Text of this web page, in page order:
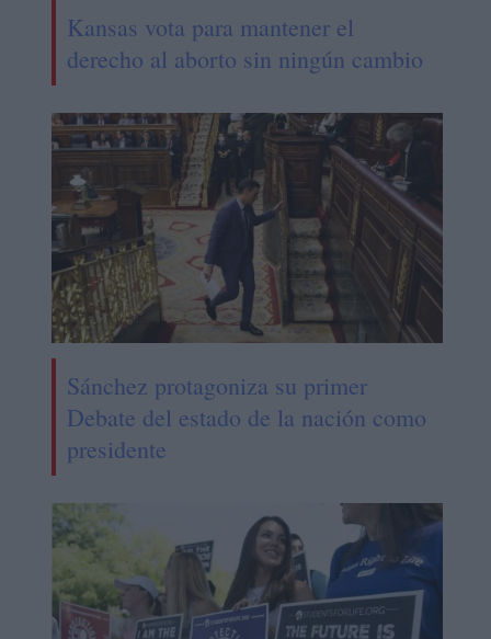
Kansas vota para mantener el
derecho al aborto sin ningún cambio
Sánchez protagoniza su primer
Debate del estado de la nación como
presidente